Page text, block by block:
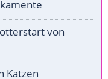
von
Katzen